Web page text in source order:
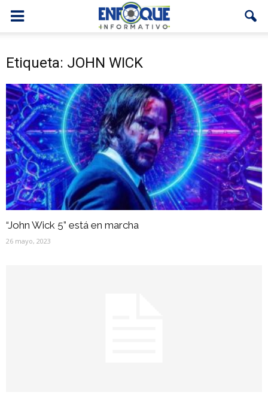
Etiqueta: JOHN WICK
“John Wick 5” está en marcha
26 mayo, 2023